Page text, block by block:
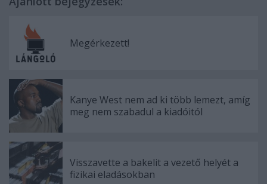
Megérkezett!
Kanye West nem ad ki több lemezt, amíg
meg nem szabadul a kiadóitól
Visszavette a bakelit a vezető helyét a
fizikai eladásokban